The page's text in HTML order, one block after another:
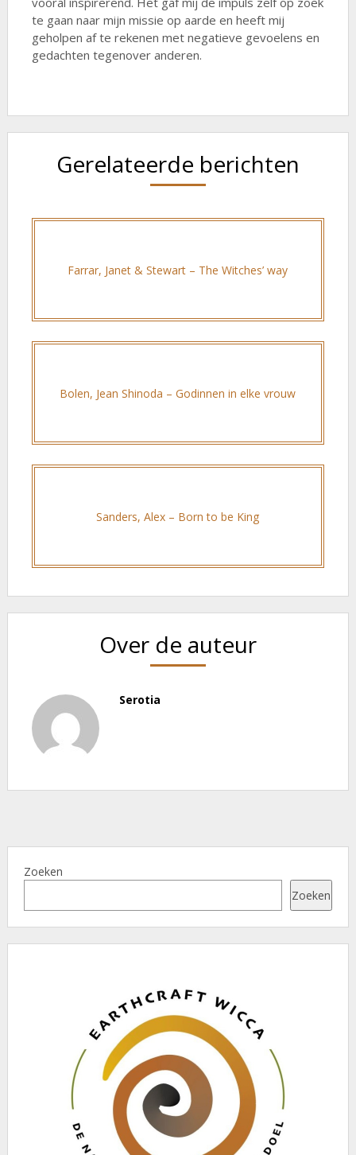
te gaan naar mijn missie op aarde en heeft mij
geholpen af te rekenen met negatieve gevoelens en
gedachten tegenover anderen.
Gerelateerde berichten
Farrar, Janet & Stewart – The Witches’ way
Bolen, Jean Shinoda – Godinnen in elke vrouw
Sanders, Alex – Born to be King
Over de auteur
Serotia
Zoeken
Zoeken